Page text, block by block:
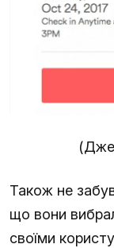
Також не
що вони
своїми